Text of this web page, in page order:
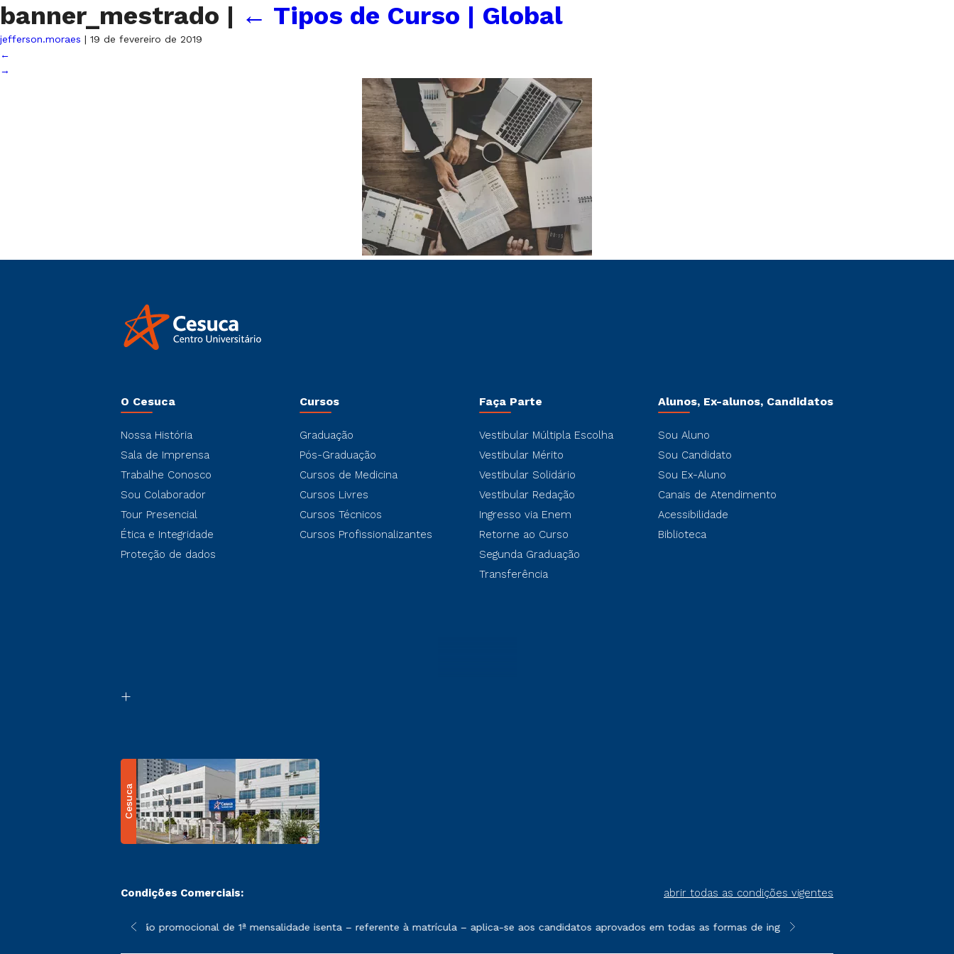
banner_mestrado | ← Tipos de Curso | Global
jefferson.moraes | 19 de fevereiro de 2019
←
→
O Cesuca
Nossa História
Sala de Imprensa
Trabalhe Conosco
Sou Colaborador
Tour Presencial
Ética e Integridade
Proteção de dados
Cursos
Graduação
Pós-Graduação
Cursos de Medicina
Cursos Livres
Cursos Técnicos
Cursos Profissionalizantes
Faça Parte
Vestibular Múltipla Escolha
Vestibular Mérito
Vestibular Solidário
Vestibular Redação
Ingresso via Enem
Retorne ao Curso
Segunda Graduação
Transferência
Alunos, Ex-alunos, Candidatos
Sou Aluno
Sou Candidato
Sou Ex-Aluno
Canais de Atendimento
Acessibilidade
Biblioteca
Cesuca
Condições Comerciais: abrir todas as condições vigentes
sofrer alterações nos períodos de rematrícula conforme exposto no contrato de prestação de serviços
*A condição promocional de 1ª mensalidade isenta – referente à matrícula – aplica-se aos candidatos aprovados em todas as formas de ingresso, exceto na prova on-line
**Semipresencial é um formato do